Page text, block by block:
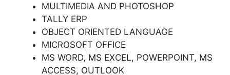
MULTIMEDIA AND PHOTOSHOP
TALLY ERP
OBJECT ORIENTED LANGUAGE
MICROSOFT OFFICE
MS WORD, MS EXCEL, POWERPOINT, MS
ACCESS, OUTLOOK